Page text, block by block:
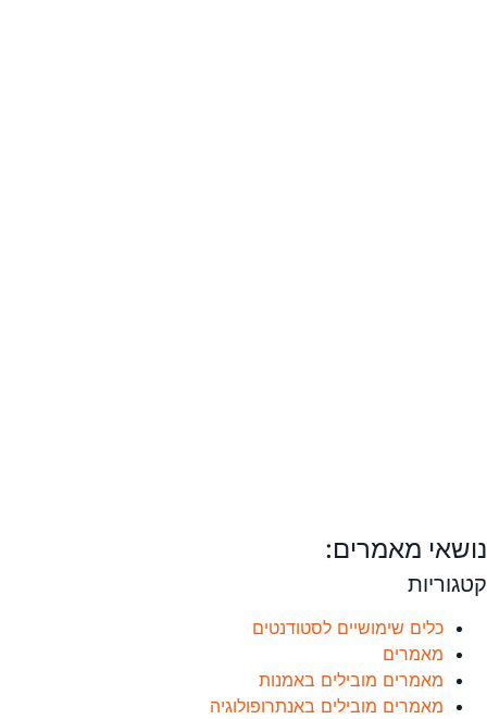
נושאי מאמרים:
קטגוריות
כלים שימושיים לסטודנטים
מאמרים
מאמרים מובילים באמנות
מאמרים מובילים באנתרופולוגיה